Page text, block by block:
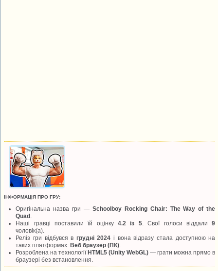
ІНФОРМАЦІЯ ПРО ГРУ:
Оригінальна назва гри — Schoolboy Rocking Chair: The Way of the
Quad
Наші гравці поставили їй оцінку4.2 із 5. Свої голоси віддали9
чоловік(а).
Реліз гри відбувся в грудні 2024 і вона відразу стала доступною на
таких платформах:Веб браузер (ПК)
Розроблена на технологіїHTML5 (Unity WebGL) — грати можна прямо в
браузері без встановлення.